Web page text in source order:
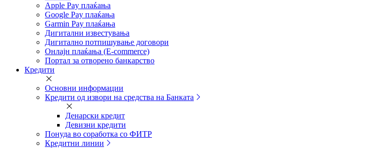
Apple Pay плаќања
Google Pay плаќања
Garmin Pay плаќања
Дигитални известувања
Дигитално потпишување договори
Онлајн плаќања (Е-commerce)
Портал за отворено банкарство
Кредити
Основни информации
Кредити од извори на средства на Банката
Денарски кредит
Девизни кредити
Понуда во соработка со ФИТР
Кредитни линии